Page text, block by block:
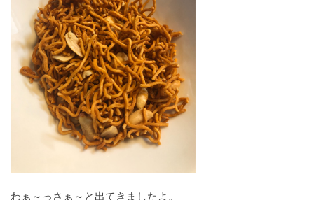
わぁ～っさぁ～と出てきましたよ。